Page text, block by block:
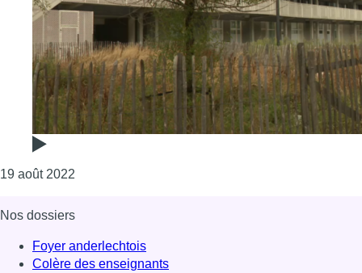
19 août 2022
Nos dossiers
Foyer anderlechtois
Colère des enseignants